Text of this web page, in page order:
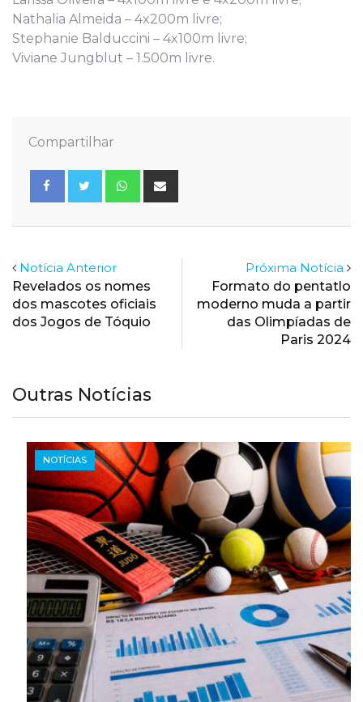
Nathalia Almeida – 4x200m livre;
Stephanie Balduccini – 4x100m livre;
Viviane Jungblut – 1.500m livre.
Compartilhar
Whatsapp
Notícia Anterior
Revelados os nomes
dos mascotes oficiais
dos Jogos de Tóquio
Próxima Notícia
Formato do pentatlo
moderno muda a partir
das Olimpíadas de
Paris 2024
Outras Notícias
NOTÍCIAS